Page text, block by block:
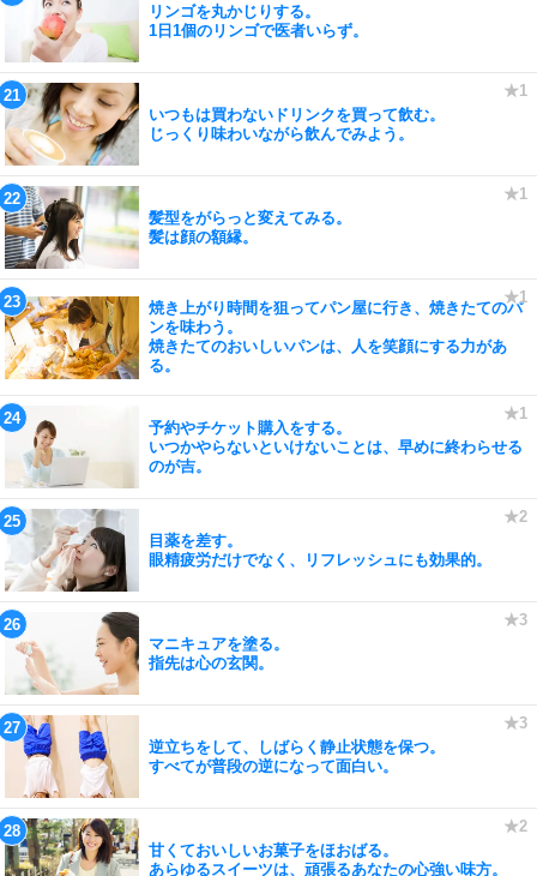
リンゴを丸かじりする。
1日1個のリンゴで医者いらず。
いつもは買わないドリンクを買って飲む。
じっくり味わいながら飲んでみよう。
髪型をがらっと変えてみる。
髪は顔の額縁。
焼き上がり時間を狙ってパン屋に行き、焼きたてのパ
ンを味わう。
焼きたてのおいしいパンは、人を笑顔にする力があ
る。
予約やチケット購入をする。
いつかやらないといけないことは、早めに終わらせる
のが吉。
目薬を差す。
眼精疲労だけでなく、リフレッシュにも効果的。
マニキュアを塗る。
指先は心の玄関。
逆立ちをして、しばらく静止状態を保つ。
すべてが普段の逆になって面白い。
甘くておいしいお菓子をほおばる。
あらゆるスイーツは、頑張るあなたの心強い味方。